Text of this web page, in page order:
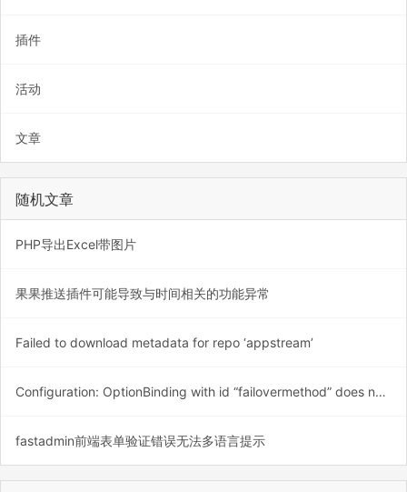
插件
活动
文章
随机文章
PHP导出Excel带图片
果果推送插件可能导致与时间相关的功能异常
Failed to download metadata for repo ‘appstream’
Configuration: OptionBinding with id “failovermethod” does not exist
fastadmin前端表单验证错误无法多语言提示